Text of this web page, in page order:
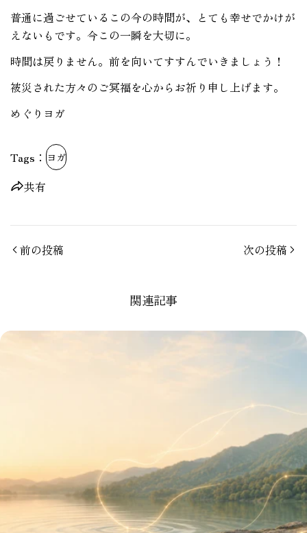
普通に過ごせているこの今の時間が、とても幸せでかけが
えないもです。今この一瞬を大切に。
時間は戻りません。前を向いてすすんでいきましょう！
被災された方々のご冥福を心からお祈り申し上げます。
めぐりヨガ
Tags： ヨガ
共有
前の投稿 次の投稿
関連記事